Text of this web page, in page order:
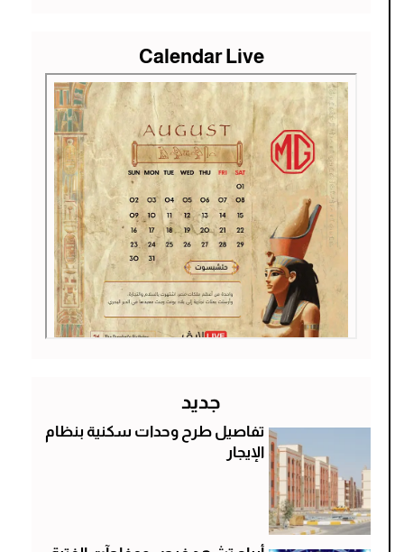
Calendar Live
جديد
تفاصيل طرح وحدات سكنية بنظام
الإيجار